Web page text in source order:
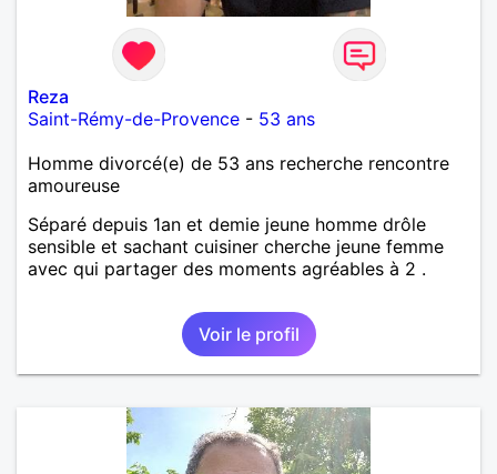
Reza
Saint-Rémy-de-Provence - 53 ans
Homme divorcé(e) de 53 ans recherche rencontre
amoureuse
Séparé depuis 1an et demie jeune homme drôle
sensible et sachant cuisiner cherche jeune femme
avec qui partager des moments agréables à 2 .
Voir le profil